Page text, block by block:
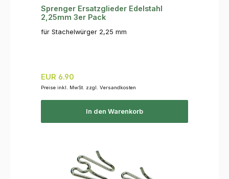
Sprenger Ersatzglieder Edelstahl
2,25mm 3er Pack
für Stachelwürger 2,25 mm
Regulärer Preis:
EUR 6.90
Preise inkl. MwSt. zzgl. Versandkosten
In den Warenkorb